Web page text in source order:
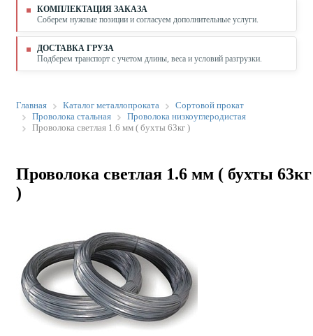
КОМПЛЕКТАЦИЯ ЗАКАЗА
Соберем нужные позиции и согласуем дополнительные услуги.
ДОСТАВКА ГРУЗА
Подберем транспорт с учетом длины, веса и условий разгрузки.
Главная Каталог металлопроката
Сортовой прокат
Проволока стальная
Проволока низкоуглеродистая
Проволока светлая 1.6 мм ( бухты 63кг )
Проволока светлая 1.6 мм ( бухты 63кг
)